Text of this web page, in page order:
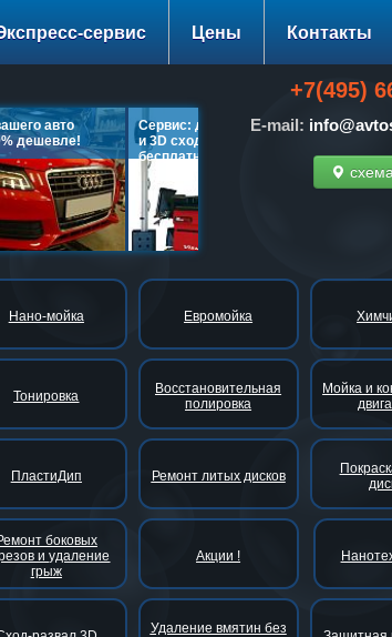
сервис Цены Контакты
+7(495)
E-mail:
авто
дешевле!
Сервис: диагностики ходовой
и 3D сход-развала
бесплатно!
Нано-
Нано-мойка Евромойка
Тонировка
Восстановительная
полировка
Мойка и
ПластиДип Ремонт литых дисков
боковых
и удаление
грыж
Акции !
Удаление вмятин без